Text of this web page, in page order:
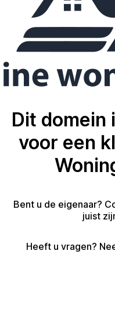
Dit domein
voor een
Bent u de eigenaar?
juist
Heeft u vragen?